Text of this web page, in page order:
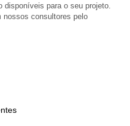
para o seu projeto.
nossos consultores pelo